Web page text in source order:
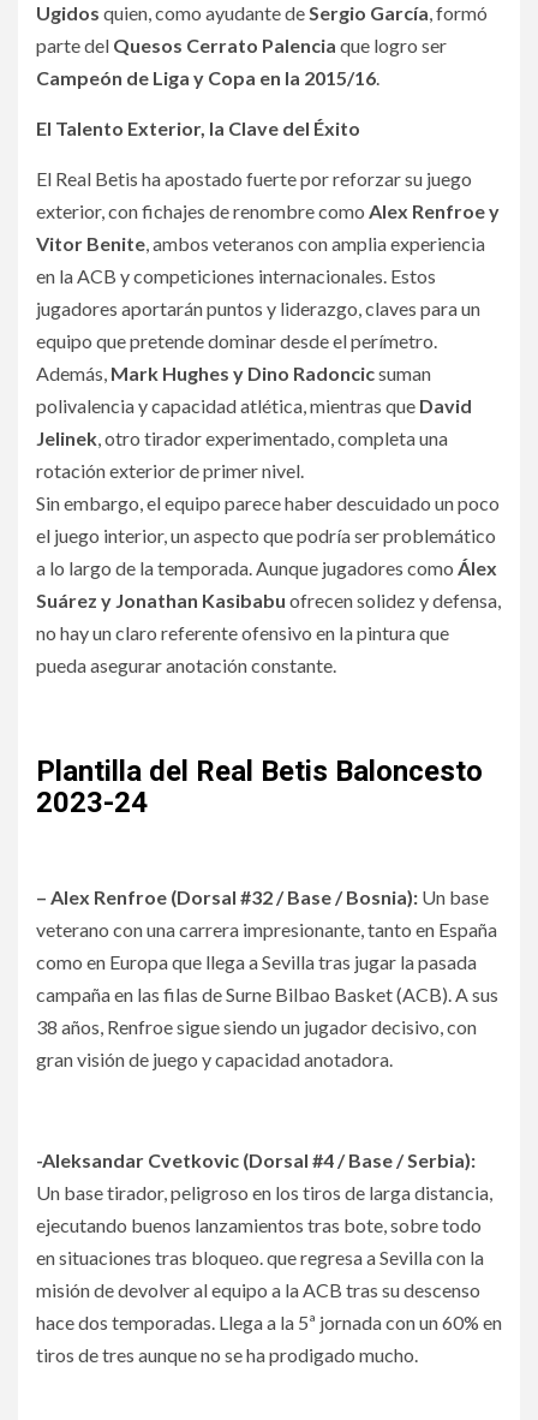
Ugidos quien, como ayudante deSergio García, formó
parte del Quesos Cerrato Palencia que logro ser
Campeón de Liga y Copa en la 2015/16.
El Talento Exterior, la Clave del Éxito
El Real Betis ha apostado fuerte por reforzar su juego
exterior, con fichajes de renombre como Alex Renfroe y
Vitor Benite, ambos veteranos con amplia experiencia
en la ACB y competiciones internacionales. Estos
jugadores aportarán puntos y liderazgo, claves para un
equipo que pretende dominar desde el perímetro.
Además, Mark Hughes y Dino Radoncicsuman
polivalencia y capacidad atlética, mientras que David
Jelinek, otro tirador experimentado, completa una
rotación exterior de primer nivel.
Sin embargo, el equipo parece haber descuidado un poco
el juego interior, un aspecto que podría ser problemático
a lo largo de la temporada. Aunque jugadores como Álex
Suárez y Jonathan Kasibabu ofrecen solidez y defensa,
no hay un claro referente ofensivo en la pintura que
pueda asegurar anotación constante.
Plantilla del Real Betis Baloncesto
2023-24
– Alex Renfroe (Dorsal #32 / Base / Bosnia): Un base
veterano con una carrera impresionante, tanto en España
como en Europa que llega a Sevilla tras jugar la pasada
campaña en las filas de Surne Bilbao Basket (ACB). A sus
38 años, Renfroe sigue siendo un jugador decisivo, con
gran visión de juego y capacidad anotadora.
-Aleksandar Cvetkovic (Dorsal #4 / Base / Serbia):
Un base tirador, peligroso en los tiros de larga distancia,
ejecutando buenos lanzamientos tras bote, sobre todo
en situaciones tras bloqueo. que regresa a Sevilla con la
misión de devolver al equipo a la ACB tras su descenso
hace dos temporadas. Llega a la 5ª jornada con un 60% en
tiros de tres aunque no se ha prodigado mucho.